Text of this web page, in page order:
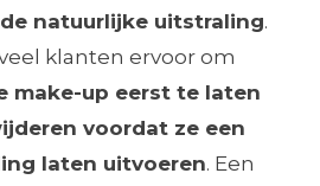
natuurlijke uitstraling.
klanten ervoor om
make-up eerst te laten
voordat ze een
laten uitvoeren. Een